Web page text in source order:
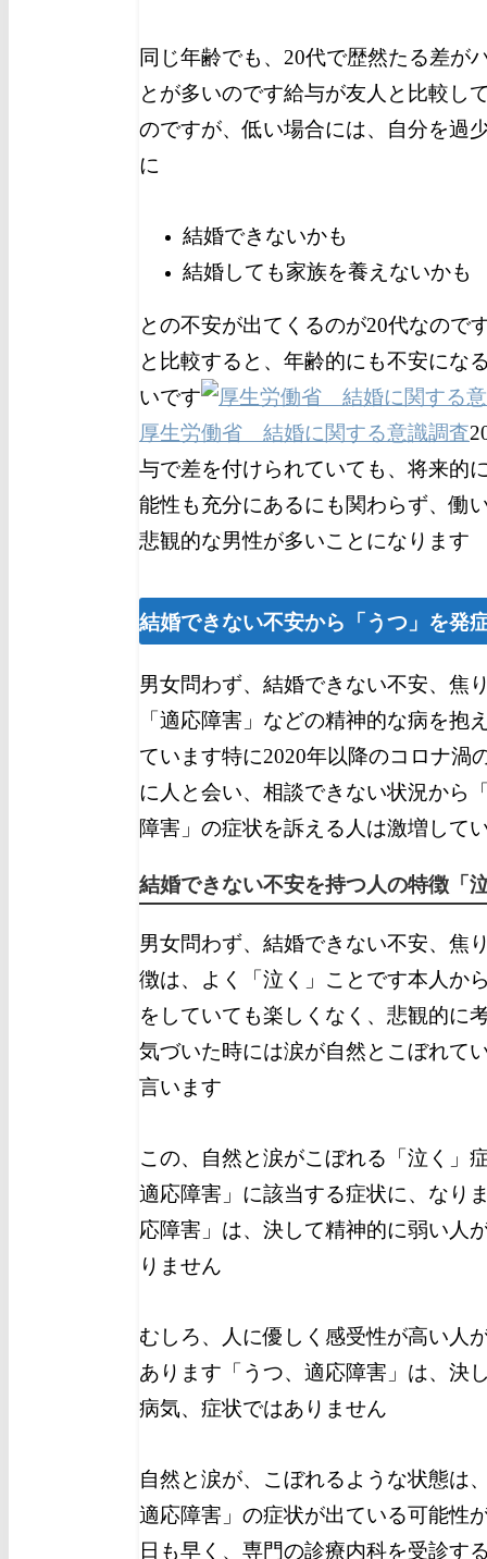
同じ年齢でも、20代で歴然たる差が
とが多いのです給与が友人と比較し
のですが、低い場合には、自分を過
に
結婚できないかも
結婚しても家族を養えないかも
との不安が出てくるのが20代なので
と比較すると、年齢的にも不安にな
いです
厚生労働省 結婚に関する意識調査
与で差を付けられていても、将来的
能性も充分にあるにも関わらず、働
悲観的な男性が多いことになります
結婚できない不安から「うつ」を発
男女問わず、結婚できない不安、焦
「適応障害」などの精神的な病を抱
ています特に2020年以降のコロナ渦
に人と会い、相談できない状況から
障害」の症状を訴える人は激増して
結婚できない不安を持つ人の特徴「
男女問わず、結婚できない不安、焦
徴は、よく「泣く」ことです本人か
をしていても楽しくなく、悲観的に
気づいた時には涙が自然とこぼれて
言います
この、自然と涙がこぼれる「泣く」
適応障害」に該当する症状に、なり
応障害」は、決して精神的に弱い人
りません
むしろ、人に優しく感受性が高い人
あります 「うつ、適応障害」は、決
病気、症状ではありません
自然と涙が、こぼれるような状態は
適応障害」の症状が出ている可能性
日も早く、専門の診療内科を受診す